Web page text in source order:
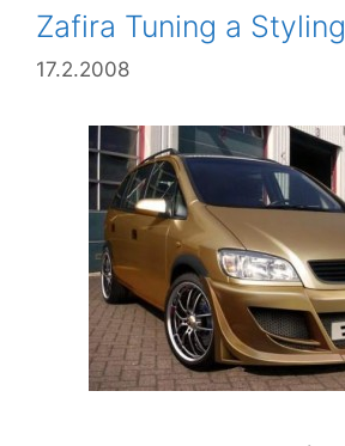
Zafira Tuning a Styling
17.2.2008